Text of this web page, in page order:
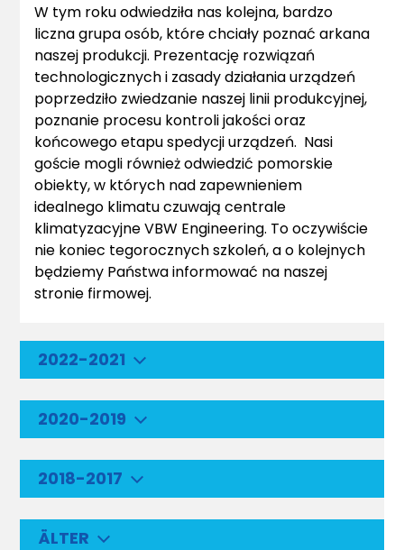
2022-2021
2020-2019
2018-2017
ÄLTER
W tym roku odwiedziła nas kolejna, bardzo
liczna grupa osób, które chciały poznać arkana
naszej produkcji. Prezentację rozwiązań
technologicznych i zasady działania urządzeń
poprzedziło zwiedzanie naszej linii produkcyjnej,
poznanie procesu kontroli jakości oraz
końcowego etapu spedycji urządzeń. Nasi
goście mogli również odwiedzić pomorskie
obiekty, w których nad zapewnieniem
idealnego klimatu czuwają centrale
klimatyzacyjne VBW Engineering. To oczywiście
nie koniec tegorocznych szkoleń, a o kolejnych
będziemy Państwa informować na naszej
stronie firmowej.